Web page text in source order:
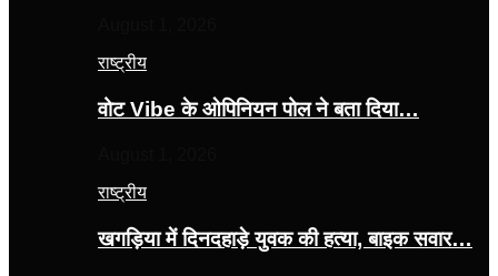
राष्ट्रीय
वोट Vibe के ओपिनियन पोल ने बता दिया…
राष्ट्रीय
खगड़िया में दिनदहाड़े युवक की हत्या, बाइक सवार…